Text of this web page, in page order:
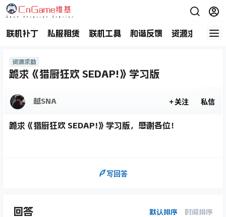
联机补丁 私服租赁 联机工具 和谐反馈 资源求助 商
资源求助
跪求《猎厨狂欢 SEDAP!》学习版
越SNA 关注 私信
跪求《猎厨狂欢 SEDAP!》学习版，感谢各位！
写回答
回答 默认排序 时间排序